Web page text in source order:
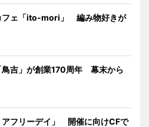
フェ「ito-mori」 編み物好きが
鳥吉」が創業170周年 幕末から
アフリーデイ」 開催に向けCFで